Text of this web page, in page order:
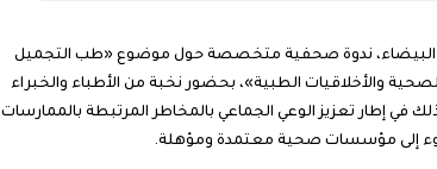
البيضاء، ندوة صحفية متخصصة حول موضوع «طب التجميل
والأخلاقيات الطبية»، بحضور نخبة من الأطباء والخبراء
في إطار تعزيز الوعي الجماعي بالمخاطر المرتبطة بالممارسات
إلى مؤسسات صحية معتمدة ومؤهلة.